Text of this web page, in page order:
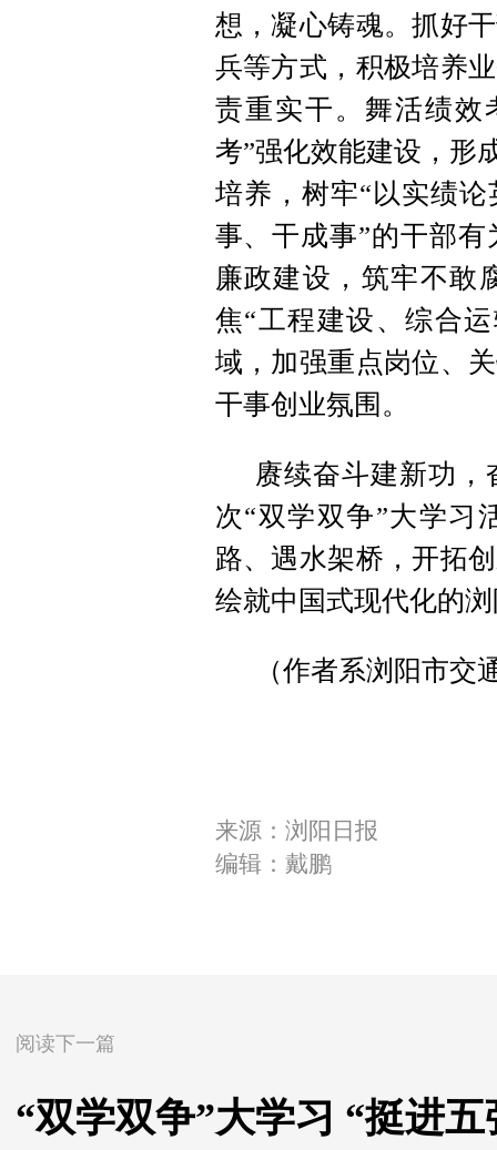
想，凝心铸魂。抓好
兵等方式，积极培养
责重实干。舞活绩效
考”强化效能建设，形
培养，树牢“以实绩
事、干成事”的干部
廉政建设，筑牢不敢
焦“工程建设、综合
域，加强重点岗位、
干事创业氛围。
赓续奋斗建新功
次“双学双争”大学习
路、遇水架桥，开拓
绘就中国式现代化的
（作者系浏阳市交
来源：浏阳日报
编辑：戴鹏
阅读下一篇
“双学双争”大学习 “挺进